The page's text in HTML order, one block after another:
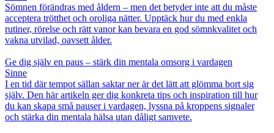
Sömnen förändras med åldern – men det betyder inte att du måste
acceptera trötthet och oroliga nätter. Upptäck hur du med enkla
rutiner, rörelse och rätt vanor kan bevara en god sömnkvalitet och
vakna utvilad, oavsett ålder.
Ge dig själv en paus – stärk din mentala omsorg i vardagen
Sinne
I en tid där tempot sällan saktar ner är det lätt att glömma bort sig
själv. Den här artikeln ger dig konkreta tips och inspiration till hur
du kan skapa små pauser i vardagen, lyssna på kroppens signaler
och stärka din mentala hälsa utan dåligt samvete.